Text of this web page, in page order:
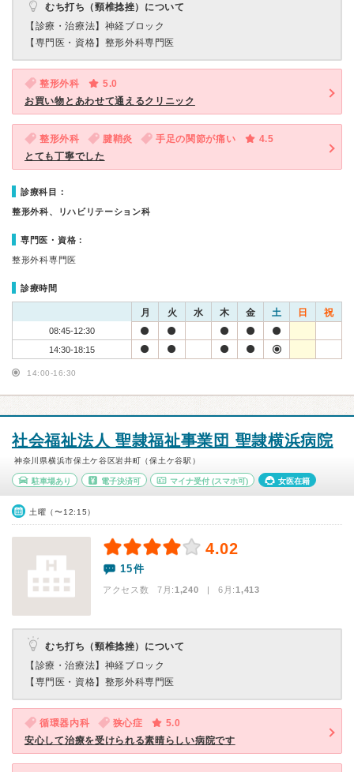
むち打ち（頸椎捻挫）について
【診療・治療法】 神経ブロック
【専門医・資格】 整形外科専門医
整形外科
5.0
お買い物とあわせて通えるクリニック
整形外科 腱鞘炎 手足の関節が痛い
4.5
とても丁寧でした
診療科目：
整形外科、リハビリテーション科
専門医・資格：
整形外科専門医
診療時間
月 火 水 木 金 土 日 祝
08:45-12:30
14:30-18:15
14:00-16:30
社会福祉法人 聖隷福祉事業団 聖隷横浜病院
神奈川県横浜市保土ケ谷区岩井町（保土ケ谷駅）
駐車場あり 電子決済可 マイナ受付 (スマホ可) 女医在籍
土曜（〜12:15）
4.02
15件
アクセス数 7月:1,240 | 6月:1,413
むち打ち（頸椎捻挫）について
【診療・治療法】 神経ブロック
【専門医・資格】 整形外科専門医
循環器内科 狭心症
5.0
安心して治療を受けられる素晴らしい病院です